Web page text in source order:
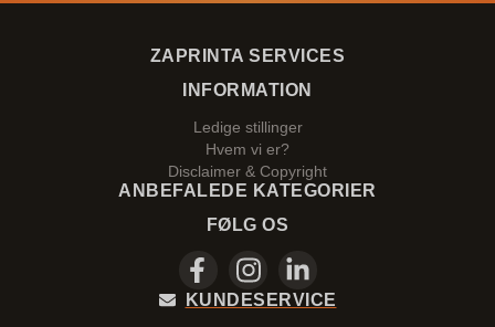
ZAPRINTA SERVICES
INFORMATION
Ledige stillinger
Hvem vi er?
Disclaimer & Copyright
ANBEFALEDE KATEGORIER
FØLG OS
KUNDESERVICE